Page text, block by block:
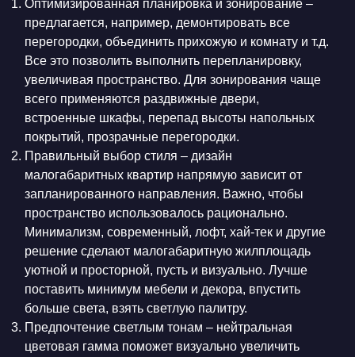
Оптимизированная планировка и зонирование –
предлагается, например, демонтировать все
перегородки, объединить прихожую и комнату и т.д.
Все это позволить выполнить перепланировку,
увеличивая пространство. Для зонирования чаще
всего применяются раздвижные двери,
встроенные шкафы, перепад высоты напольных
покрытий, прозрачные перегородки.
Правильный выбор стиля – дизайн
малогабаритных квартир напрямую зависит от
запланированного направления. Важно, чтобы
пространство использовалось рационально.
Минимализм, современный, лофт, хай-тек и другие
решение сделают малогабаритную жилплощадь
уютной и просторной, пусть и визуально. Лучше
поставить минимум мебели и декора, впустить
больше света, взять светлую палитру.
Предпочтение светлым тонам – нейтральная
цветовая гамма поможет визуально увеличить